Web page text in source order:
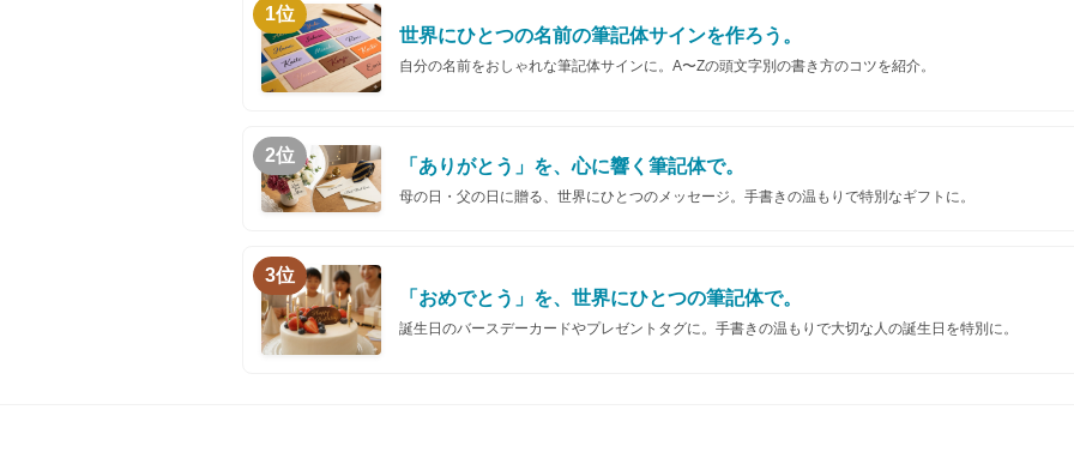
1位
世界にひとつの名前の筆記体サインを作ろう。
自分の名前をおしゃれな筆記体サインに。A〜Zの頭文字別の書き方のコツを紹介。
2位
「ありがとう」を、心に響く筆記体で。
母の日・父の日に贈る、世界にひとつのメッセージ。手書きの温もりで特別なギフトに。
3位
「おめでとう」を、世界にひとつの筆記体で。
誕生日のバースデーカードやプレゼントタグに。手書きの温もりで大切な人の誕生日を特別に。